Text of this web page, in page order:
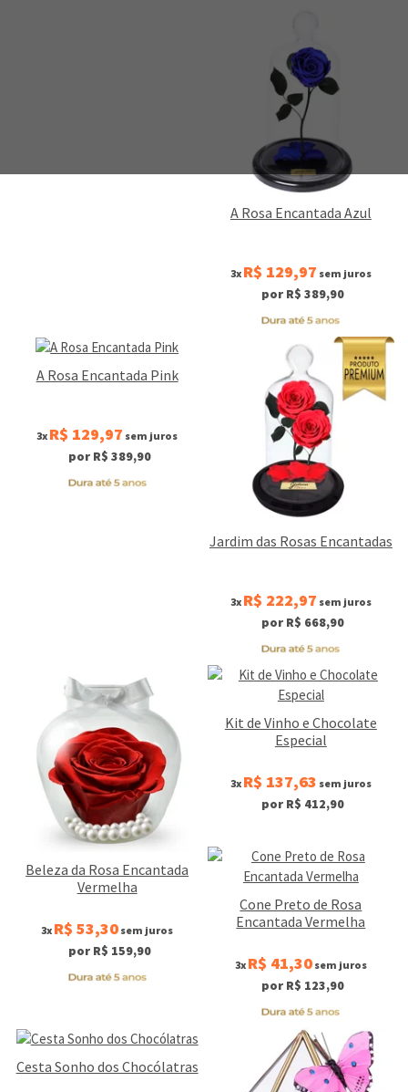
A Rosa Encantada Azul
3x R$ 129,97 sem juros
por R$ 389,90
A Rosa Encantada Pink
3x R$ 129,97 sem juros
por R$ 389,90
Jardim das Rosas Encantadas
3x R$ 222,97 sem juros
por R$ 668,90
Beleza da Rosa Encantada
Vermelha
3x R$ 53,30 sem juros
por R$ 159,90
Kit de Vinho e Chocolate
Especial
3x R$ 137,63 sem juros
por R$ 412,90
Cone Preto de Rosa
Encantada Vermelha
3x R$ 41,30sem juros
por R$ 123,90
Cesta Sonho dos Chocólatras